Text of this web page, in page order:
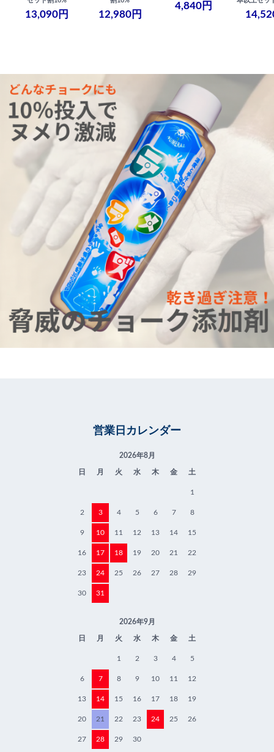
13,090円 12,980円
4,840円
営業日カレンダー
2026年8月
日 月 火 水 木 金 土
1
2 3 4 5 6 7 8
9 10 11 12 13 14 15
16 17 18 19 20 21 22
23 24 25 26 27 28 29
30 31
2026年9月
日 月 火 水 木 金 土
1 2 3 4 5
6 7 8 9 10 11 12
13 14 15 16 17 18 19
20 21 22 23 24 25 26
27 28 29 30